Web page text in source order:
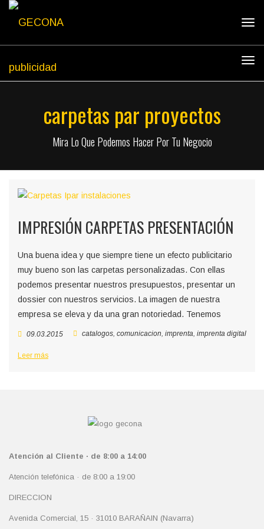
carpetas par proyectos
Mira Lo Que Podemos Hacer Por Tu Negocio
IMPRESIÓN CARPETAS PRESENTACIÓN
Una buena idea y que siempre tiene un efecto publicitario
muy bueno son las carpetas personalizadas. Con ellas
podemos presentar nuestros presupuestos, presentar un
dossier con nuestros servicios. La imagen de nuestra
empresa se eleva y da una gran notoriedad. Tenemos
09.03.2015 catalogos, comunicacion, imprenta, imprenta digital
Leer más
Atención al Cliente · de 8:00 a 14:00
Atención telefónica · de 8:00 a 19:00
DIRECCION
Avenida Comercial, 15 · 31010 BARAÑAIN (Navarra)